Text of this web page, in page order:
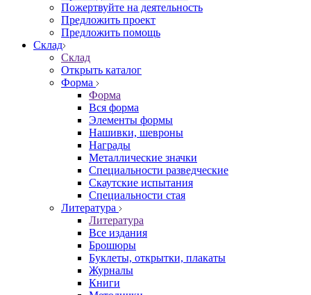
Пожертвуйте на деятельность
Предложить проект
Предложить помощь
Склад
Склад
Открыть каталог
Форма
Форма
Вся форма
Элементы формы
Нашивки, шевроны
Награды
Металлические значки
Специальности разведческие
Скаутские испытания
Специальности стая
Литература
Литература
Все издания
Брошюры
Буклеты, открытки, плакаты
Журналы
Книги